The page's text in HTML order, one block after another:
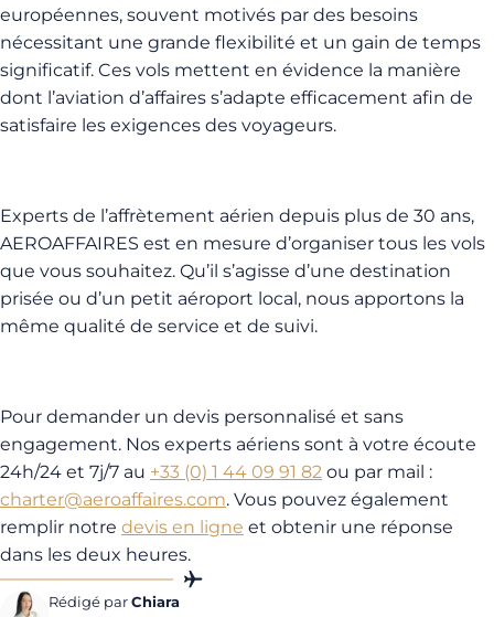
européennes, souvent motivés par des besoins
nécessitant une grande flexibilité et un gain de temps
significatif. Ces vols mettent en évidence la manière
dont l’aviation d’affaires s’adapte efficacement afin de
satisfaire les exigences des voyageurs.
Experts de l’affrètement aérien depuis plus de 30 ans,
AEROAFFAIRES est en mesure d’organiser tous les vols
que vous souhaitez. Qu’il s’agisse d’une destination
prisée ou d’un petit aéroport local, nous apportons la
même qualité de service et de suivi.
Pour demander un devis personnalisé et sans
engagement. Nos experts aériens sont à votre écoute
24h/24 et 7j/7 au +33 (0) 1 44 09 91 82 ou par mail :
charter@aeroaffaires.com. Vous pouvez également
remplir notre devis en ligne et obtenir une réponse
dans les deux heures.
Rédigé parChiara